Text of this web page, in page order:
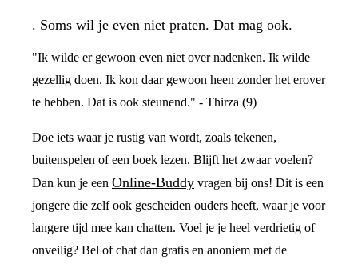
. Soms wil je even niet praten. Dat mag ook.
"Ik wilde er gewoon even niet over nadenken. Ik wilde
gezellig doen. Ik kon daar gewoon heen zonder het erover
te hebben. Dat is ook steunend." - Thirza (9)
Doe iets waar je rustig van wordt, zoals tekenen,
buitenspelen of een boek lezen. Blijft het zwaar voelen?
Dan kun je een Online-Buddy vragen bij ons! Dit is een
jongere die zelf ook gescheiden ouders heeft, waar je voor
langere tijd mee kan chatten. Voel je je heel verdrietig of
onveilig? Bel of chat dan gratis en anoniem met de